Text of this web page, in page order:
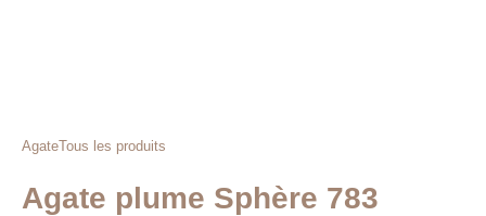
AgateTous les produits
Agate plume Sphère 783